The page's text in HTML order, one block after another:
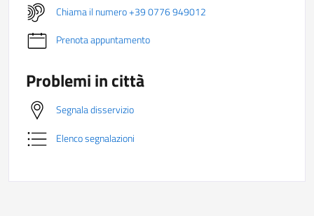
Chiama il numero +39 0776 949012
Prenota appuntamento
Problemi in città
Segnala disservizio
Elenco segnalazioni